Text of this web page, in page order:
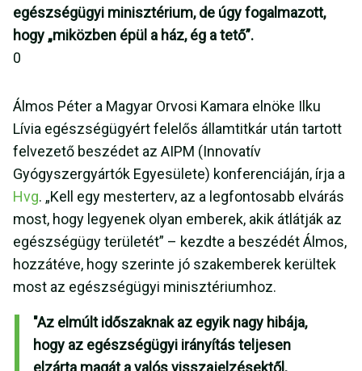
egészségügyi minisztérium, de úgy fogalmazott,
hogy „miközben épül a ház, ég a tető”.
0
Álmos Péter a Magyar Orvosi Kamara elnöke Ilku
Lívia egészségügyért felelős államtitkár után tartott
felvezető beszédet az AIPM (Innovatív
Gyógyszergyártók Egyesülete) konferenciáján, írja a
Hvg. „Kell egy mesterterv, az a legfontosabb elvárás
most, hogy legyenek olyan emberek, akik átlátják az
egészségügy területét” – kezdte a beszédét Álmos,
hozzátéve, hogy szerinte jó szakemberek kerültek
most az egészségügyi minisztériumhoz.
"Az elmúlt időszaknak az egyik nagy hibája,
hogy az egészségügyi irányítás teljesen